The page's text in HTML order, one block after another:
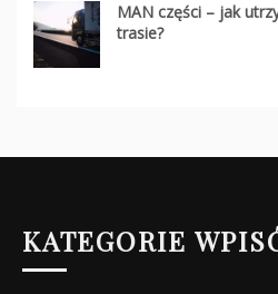
MAN części – jak
trasie?
KATEGORIE